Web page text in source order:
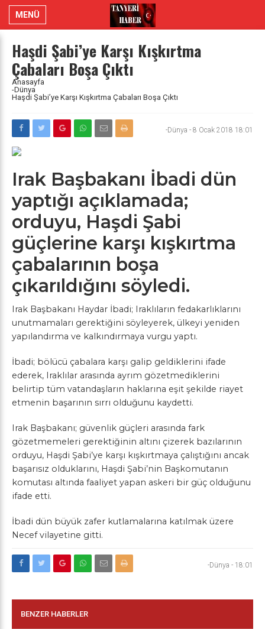
MENÜ
Haşdi Şabi’ye Karşı Kışkırtma
Çabaları Boşa Çıktı
Anasayfa
-Dünya
Haşdi Şabi’ye Karşı Kışkırtma Çabaları Boşa Çıktı
-Dünya - 8 Ocak 2018 18:01
Irak Başbakanı İbadi dün
yaptığı açıklamada;
orduyu, Haşdi Şabi
güçlerine karşı kışkırtma
çabalarının boşa
çıkarıldığını söyledi.
Irak Başbakanı Haydar İbadi; Iraklıların fedakarlıklarını
unutmamaları gerektiğini söyleyerek, ülkeyi yeniden
yapılandırma ve kalkındırmaya vurgu yaptı.
İbadi; bölücü çabalara karşı galip geldiklerini ifade
ederek, Iraklılar arasında ayrım gözetmediklerini
belirtip tüm vatandaşların haklarına eşit şekilde riayet
etmenin başarının sırrı olduğunu kaydetti.
Irak Başbakanı; güvenlik güçleri arasında fark
gözetmemeleri gerektiğinin altını çizerek bazılarının
orduyu, Haşdi Şabi’ye karşı kışkırtmaya çalıştığını ancak
başarısız olduklarını, Haşdi Şabi’nin Başkomutanın
komutası altında faaliyet yapan askeri bir güç olduğunu
ifade etti.
İbadi dün büyük zafer kutlamalarına katılmak üzere
Necef vilayetine gitti.
-Dünya - 18:01
BENZER HABERLER